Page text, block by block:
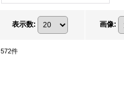
表示数: 画像:
572件